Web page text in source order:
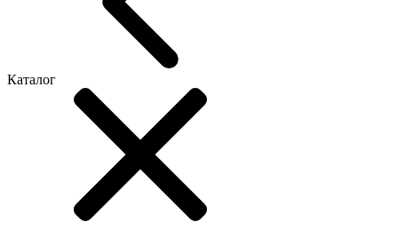
Каталог